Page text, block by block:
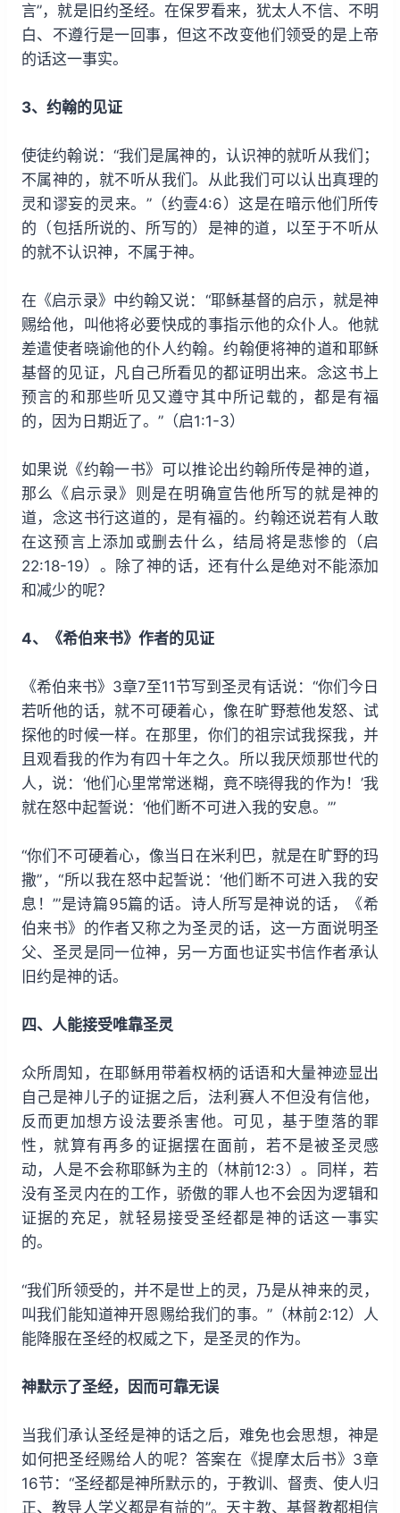
言”，就是旧约圣经。在保罗看来，犹太人不信、不明
白、不遵行是一回事，但这不改变他们领受的是上帝
的话这一事实。
3、约翰的见证
使徒约翰说：“我们是属神的，认识神的就听从我们；
不属神的，就不听从我们。从此我们可以认出真理的
灵和谬妄的灵来。”（约壹4:6）这是在暗示他们所传
的（包括所说的、所写的）是神的道，以至于不听从
的就不认识神，不属于神。
在《启示录》中约翰又说：“耶稣基督的启示，就是神
赐给他，叫他将必要快成的事指示他的众仆人。他就
差遣使者晓谕他的仆人约翰。约翰便将神的道和耶稣
基督的见证，凡自己所看见的都证明出来。念这书上
预言的和那些听见又遵守其中所记载的，都是有福
的，因为日期近了。”（启1:1-3）
如果说《约翰一书》可以推论出约翰所传是神的道，
那么《启示录》则是在明确宣告他所写的就是神的
道，念这书行这道的，是有福的。约翰还说若有人敢
在这预言上添加或删去什么，结局将是悲惨的（启
22:18-19）。除了神的话，还有什么是绝对不能添加
和减少的呢？
4、《希伯来书》作者的见证
《希伯来书》3章7至11节写到圣灵有话说：“你们今日
若听他的话，就不可硬着心，像在旷野惹他发怒、试
探他的时候一样。在那里，你们的祖宗试我探我，并
且观看我的作为有四十年之久。所以我厌烦那世代的
人，说：‘他们心里常常迷糊，竟不晓得我的作为！’我
就在怒中起誓说：‘他们断不可进入我的安息。’”
“你们不可硬着心，像当日在米利巴，就是在旷野的玛
撒”，“所以我在怒中起誓说：‘他们断不可进入我的安
息！’”是诗篇95篇的话。诗人所写是神说的话，《希
伯来书》的作者又称之为圣灵的话，这一方面说明圣
父、圣灵是同一位神，另一方面也证实书信作者承认
旧约是神的话。
四、人能接受唯靠圣灵
众所周知，在耶稣用带着权柄的话语和大量神迹显出
自己是神儿子的证据之后，法利赛人不但没有信他，
反而更加想方设法要杀害他。可见，基于堕落的罪
性，就算有再多的证据摆在面前，若不是被圣灵感
动，人是不会称耶稣为主的（林前12:3）。同样，若
没有圣灵内在的工作，骄傲的罪人也不会因为逻辑和
证据的充足，就轻易接受圣经都是神的话这一事实
的。
“我们所领受的，并不是世上的灵，乃是从神来的灵，
叫我们能知道神开恩赐给我们的事。”（林前2:12）人
能降服在圣经的权威之下，是圣灵的作为。
神默示了圣经，因而可靠无误
当我们承认圣经是神的话之后，难免也会思想，神是
如何把圣经赐给人的呢？答案在《提摩太后书》3章
16节：“圣经都是神所默示的，于教训、督责、使人归
正、教导人学义都是有益的”。天主教、基督教都相信